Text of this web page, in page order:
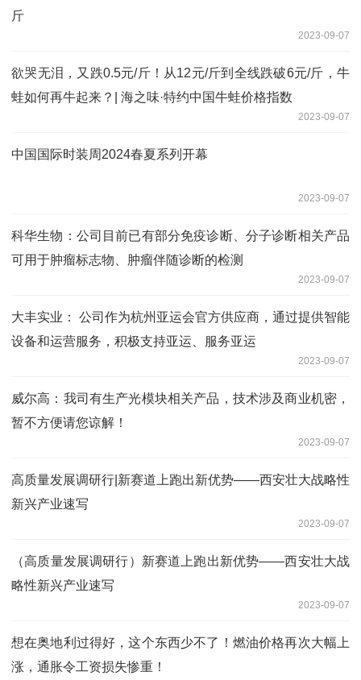
斤
2023-09-07
欲哭无泪，又跌0.5元/斤！从12元/斤到全线跌破6元/斤，牛
蛙如何再牛起来？| 海之味·特约中国牛蛙价格指数
2023-09-07
中国国际时装周2024春夏系列开幕
2023-09-07
科华生物：公司目前已有部分免疫诊断、分子诊断相关产品
可用于肿瘤标志物、肿瘤伴随诊断的检测
2023-09-07
大丰实业： 公司作为杭州亚运会官方供应商，通过提供智能
设备和运营服务，积极支持亚运、服务亚运
2023-09-07
威尔高：我司有生产光模块相关产品，技术涉及商业机密，
暂不方便请您谅解！
2023-09-07
高质量发展调研行|新赛道上跑出新优势——西安壮大战略性
新兴产业速写
2023-09-07
（高质量发展调研行）新赛道上跑出新优势——西安壮大战
略性新兴产业速写
2023-09-07
想在奥地利过得好，这个东西少不了！燃油价格再次大幅上
涨，通胀令工资损失惨重！